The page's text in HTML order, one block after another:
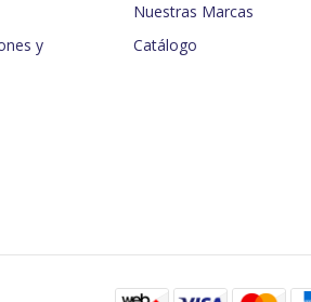
y
Nuestras Marcas
Catálogo